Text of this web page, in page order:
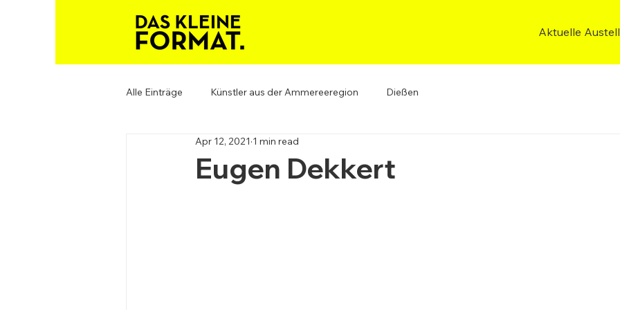
Aktuelle
Alle Einträge Künstler aus der Ammereeregion Dießen
Eugen Dekkert
Apr 12, 2021 1 min read